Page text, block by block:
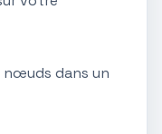
nœuds dans un